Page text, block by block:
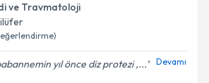
ve Travmatoloji
yıl önce diz protezi ,... Devamı